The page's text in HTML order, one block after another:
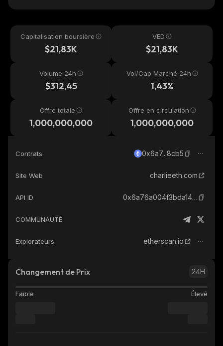
Capitalisation boursière
$21,83K
VED
$21,83K
Volume 24h
$312,45
Vol/Cap Marché 24h
1,43%
Offre totale
1,000,000,000
Offre en circulation
1,000,000,000
Contrats 0x6a7...8cb5
Site Web charlieeth.com
API ID 0x6a76a004f3bda1447b7d8bbea8355866420b8cb5_ethereum
COMMUNAUTÉ
Explorateurs etherscan.io
Changement de Prix 24H
Faible Élevé